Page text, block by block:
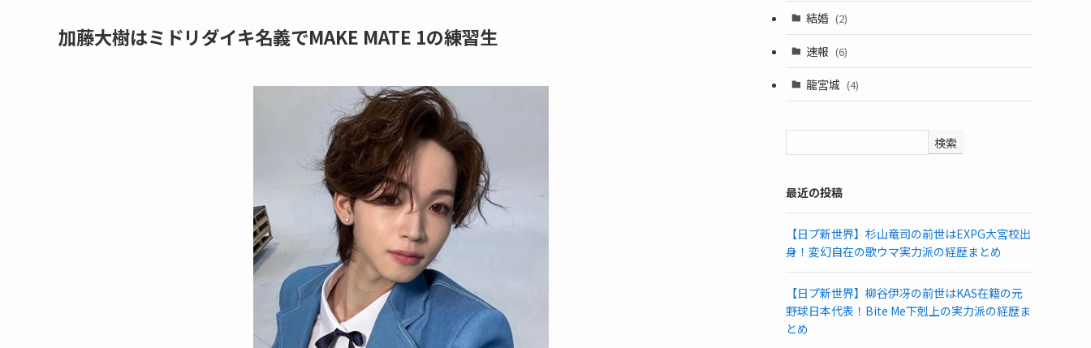
加藤大樹はミドリダイキ名義でMAKE MATE 1の練習生
結婚 (2)
速報 (6)
龍宮城 (4)
検索
最近の投稿
【日プ新世界】杉山竜司の前世はEXPG大宮校出
身！変幻自在の歌ウマ実力派の経歴まとめ
【日プ新世界】柳谷伊冴の前世はKAS在籍の元
野球日本代表！Bite Me下剋上の実力派の経歴ま
とめ